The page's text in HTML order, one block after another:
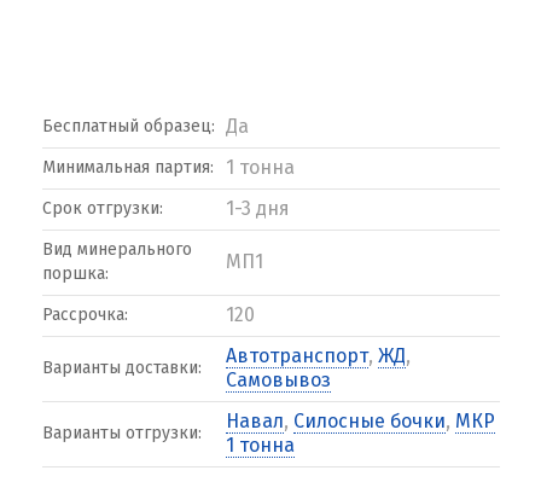
Бесплатный образец: Да
Минимальная партия: 1 тонна
Срок отгрузки: 1-3 дня
Вид минерального
поршка:
МП1
Рассрочка: 120
Варианты доставки:
Автотранспорт, ЖД,
Самовывоз
Варианты отгрузки:
Навал, Силосные бочки, МКР
1 тонна